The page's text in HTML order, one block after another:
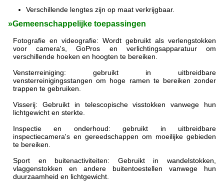
Verschillende lengtes zijn op maat verkrijgbaar.
»Gemeenschappelijke toepassingen
Fotografie en videografie: Wordt gebruikt als verlengstokken
voor camera's, GoPros en verlichtingsapparatuur om
verschillende hoeken en hoogten te bereiken.
Vensterreiniging: gebruikt in uitbreidbare
vensterreinigingsstangen om hoge ramen te bereiken zonder
trappen te gebruiken.
Visserij: Gebruikt in telescopische visstokken vanwege hun
lichtgewicht en sterkte.
Inspectie en onderhoud: gebruikt in uitbreidbare
inspectiecamera's en gereedschappen om moeilijke gebieden
te bereiken.
Sport en buitenactiviteiten: Gebruikt in wandelstokken,
vlaggenstokken en andere buitentoestellen vanwege hun
duurzaamheid en lichtgewicht.